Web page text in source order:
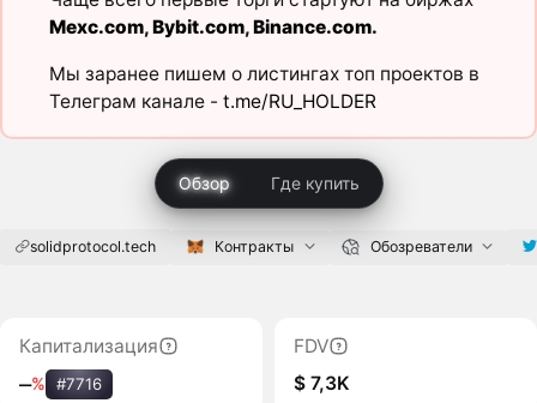
Mexc.com,Bybit.com,Binance.com.
Мы заранее пишем о листингах топ проектов в
Телеграм канале - t.me/RU_HOLDER
Обзор Где купить
solidprotocol.tech Контракты Обозреватели
Капитализация
‒% #7716
FDV
$ 7,3K